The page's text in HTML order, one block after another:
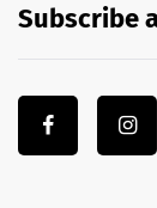
Subscribe